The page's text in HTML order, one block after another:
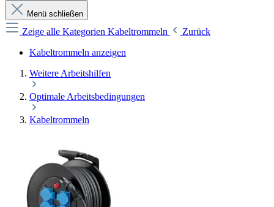
Menü schließen
Zeige alle Kategorien Kabeltrommeln
Zurück
Kabeltrommeln anzeigen
Weitere Arbeitshilfen
Optimale Arbeitsbedingungen
Kabeltrommeln